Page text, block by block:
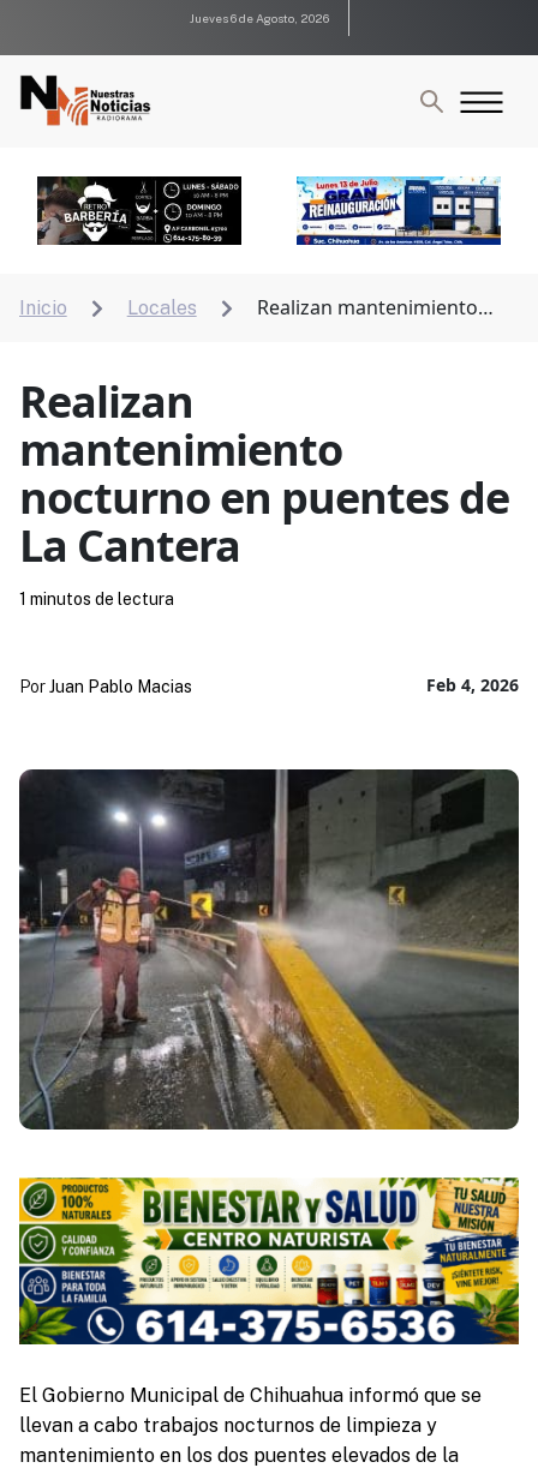
Jueves 6 de Agosto, 2026
Inicio  Locales 
Realizan mantenimiento
Realizan
mantenimiento
nocturno en puentes de
La Cantera
Feb 4, 2026
PorJuan Pablo Macias
1 minutos de lectura
El Gobierno Municipal de Chihuahua informó que se
llevan a cabo trabajos nocturnos de limpieza y
mantenimiento en los dos puentes elevados de la